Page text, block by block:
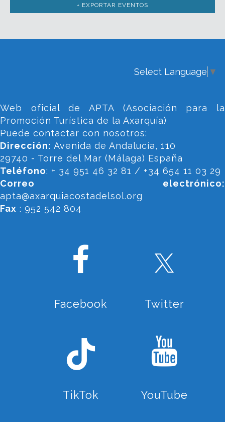
+ EXPORTAR EVENTOS
Select Language ▼
Web oficial de APTA (Asociación para la
Promoción Turística de la Axarquía)
Puede contactar con nosotros:
Dirección: Avenida de Andalucía, 110
29740 - Torre del Mar (Málaga) España
Teléfono: + 34 951 46 32 81 / +34 654 11 03 29
Correo electrónico:
apta@axarquiacostadelsol.org
Fax : 952 542 804
Facebook Twitter
TikTok YouTube